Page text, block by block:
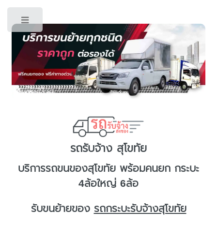
รถรับจ้าง สุโขทัย
บริการรถขนของสุโขทัย พร้อมคนยก กระบะ
4ล้อใหญ่ 6ล้อ
รับขนย้ายของ รถกระบะรับจ้างสุโขทัย
Toggle